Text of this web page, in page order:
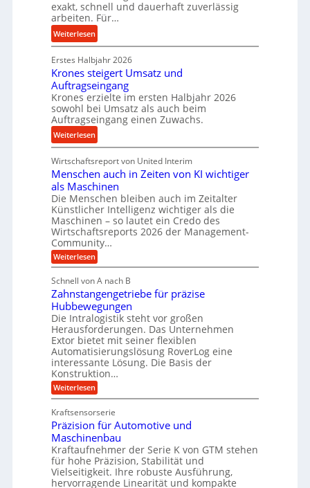
t
a
n
a
l
l
s
e
n
s
o
r
e
n
w
i
n
e
t
r
i
e
b
u
n
d
H
y
d
r
a
u
l
k
i
m
V
e
r
g
l
e
i
c
h
exakt, schnell und dauerhaft zuverlässig
arbeiten. Für…
Weiterlesen:
P
r
ä
z
i
s
e
u
n
d
l
a
n
g
l
e
b
i
g
e
K
u
g
e
l
g
e
w
i
n
d
e
t
r
Erstes Halbjahr 2026
Krones steigert Umsatz und
Auftragseingang
Krones erzielte im ersten Halbjahr 2026
sowohl bei Umsatz als auch beim
Auftragseingang einen Zuwachs.
Weiterlesen:
K
r
o
n
e
s
s
t
e
i
g
e
r
t
U
m
s
a
t
z
u
n
d
A
u
f
Wirtschaftsreport von United Interim
Menschen auch in Zeiten von KI wichtiger
als Maschinen
Die Menschen bleiben auch im Zeitalter
Künstlicher Intelligenz wichtiger als die
Maschinen – so lautet ein Credo des
Wirtschaftsreports 2026 der Management-
Community…
Weiterlesen:
M
n
s
c
h
e
n
a
u
c
h
i
n
Z
e
e
n
v
o
n
Schnell von A nach B
Zahnstangengetriebe für präzise
Hubbewegungen
Die Intralogistik steht vor großen
Herausforderungen. Das Unternehmen
Extor bietet mit seiner flexiblen
Automatisierungslösung RoverLog eine
interessante Lösung. Die Basis der
Konstruktion…
Weiterlesen:
Z
h
n
s
t
a
n
g
e
Kraftsensorserie
Präzision für Automotive und
Maschinenbau
Kraftaufnehmer der Serie K von GTM stehen
für hohe Präzision, Stabilität und
Vielseitigkeit. Ihre robuste Ausführung,
hervorragende Linearität und kompakte